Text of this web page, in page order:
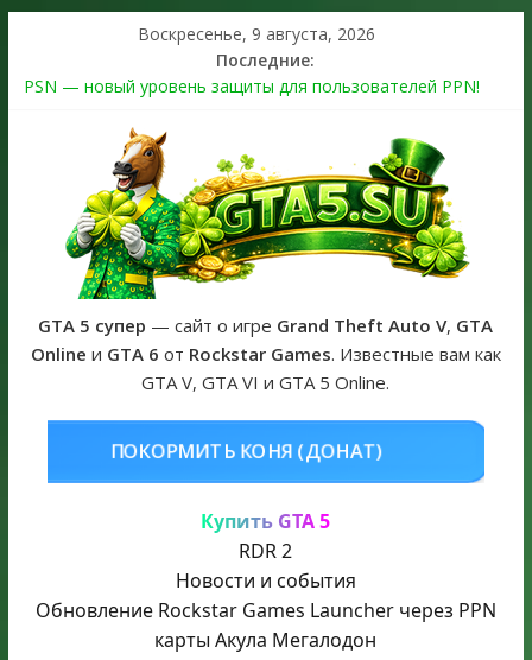
Воскресенье, 9 августа, 2026
Последние:
PSN — новый уровень защиты для пользователей PPN!
The Kortz Center Heist выйдет в GTA Online уже 14 июля
Регистрация в Rockstar Games Social Club ошибка #1.500.7:
как зарегистрировать аккаунт и войти без проблем в 2026
Получайте особые награды в GTA Online по программе
Fine Art Collector
GTA 6 официальная обложка игры и Предзаказ Grand Theft
Auto VI
GTA 5 супер — сайт о игре Grand Theft Auto V, GTA
Online и GTA 6 от Rockstar Games. Известные вам как
GTA V, GTA VI и GTA 5 Online.
(ДОНАТ) КУПИТЬ GTA 5
Купить GTA 5
RDR 2
Новости и события
Обновление Rockstar Games Launcher через PPN
карты Акула Мегалодон